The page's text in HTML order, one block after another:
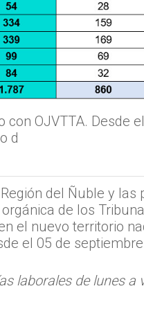
OJVTTA. Desde
d
del Ñuble y
de los
el nuevo territorio
el 05 de
laborales de lunes a